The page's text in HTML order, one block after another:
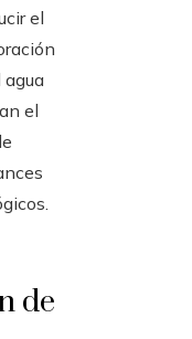
el
el
de